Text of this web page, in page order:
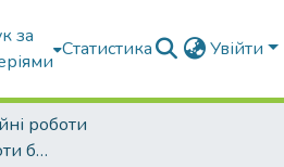
за
Статистика Увійти
роботи
Кваліфікаційні роботи бакалаврів